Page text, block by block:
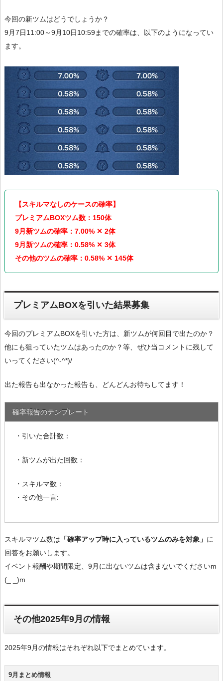
今回の新ツムはどうでしょうか？
9月7日11:00～9月10日10:59までの確率は、以下のようになってい
ます。
【スキルマなしのケースの確率】
プレミアムBOXツム数：150体
9月新ツムの確率：7.00% ✕ 2体
9月新ツムの確率：0.58% ✕ 3体
その他のツムの確率：0.58% ✕ 145体
プレミアムBOXを引いた結果募集
今回のプレミアムBOXを引いた方は、新ツムが何回目で出たのか？
他にも狙っていたツムはあったのか？等、ぜひ当コメントに残して
いってください(^-^*)/
出た報告も出なかった報告も、どんどんお待ちしてます！
確率報告のテンプレート
・引いた合計数：
・新ツムが出た回数：
・スキルマ数：
・その他一言:
スキルマツム数は 「確率アップ時に入っているツムのみを対象」 に
回答をお願いします。
イベント報酬や期間限定、9月に出ないツムは含まないでくださいm
(_ _)m
その他2025年9月の情報
2025年9月の情報はそれぞれ以下でまとめています。
9月まとめ情報